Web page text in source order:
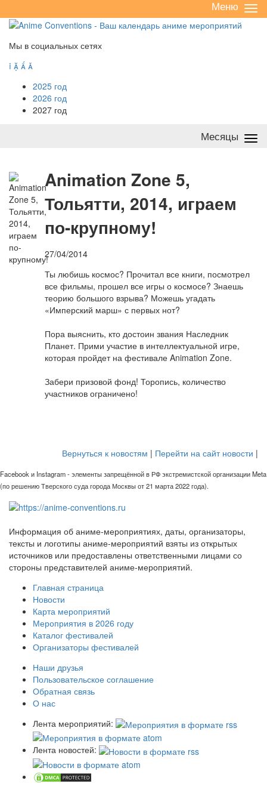
/
Меню
Мы в социальных сетях
   
2025 год
2026 год
2027 год
Месяцы
Animation Zone 5,
Тольятти, 2014, играем
по-крупному!
27/04/2014
Ты любишь космос? Прочитал все книги, посмотрел
все фильмы, прошел все игры о космосе? Знаешь
теорию большого взрыва? Можешь угадать
«Имперский марш» с первых нот?
Пора выяснить, кто достоин звания Наследник
Планет. Прими участие в интеллектуальной игре,
которая пройдет на фестивале Animation Zone.
Забери призовой фонд! Торопись, количество
участников ограничено!
Вернуться к новостям | Перейти на сайт новости |
Facebook и Instagram - элементы запрещённой в РФ экстремистской организации Meta
(по решению Тверского суда города Москвы от 21 марта 2022 года).
Информация об аниме-мероприятиях, даты, организаторы,
тексты и логотипы аниме-мероприятий взяты из открытых
источников или предоставлены ответственными лицами со
стороны представителей аниме-мероприятий.
Главная страница
Новости
Карта мероприятий
Мероприятия в 2026 году
Каталог фестивалей
Организаторы фестивалей
Наши друзья
Пользовательское соглашение
Обратная связь
О нас
Лента мероприятий:
Лента новостей: